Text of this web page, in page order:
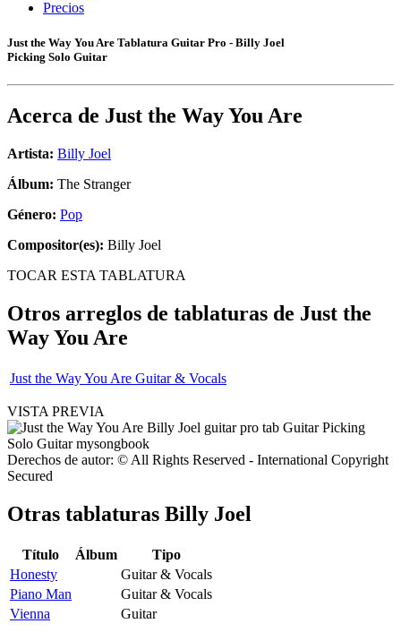
Precios
Just the Way You Are Tablatura Guitar Pro - Billy Joel
Picking Solo Guitar
Acerca de Just the Way You Are
Artista: Billy Joel
Álbum: The Stranger
Género: Pop
Compositor(es): Billy Joel
TOCAR ESTA TABLATURA
Otros arreglos de tablaturas de Just the
Way You Are
Just the Way You Are Guitar & Vocals
VISTA PREVIA
Derechos de autor: © All Rights Reserved - International Copyright
Secured
Otras tablaturas Billy Joel
Título Álbum
Tipo
Honesty
Guitar & Vocals
Piano Man
Guitar & Vocals
Vienna
Guitar